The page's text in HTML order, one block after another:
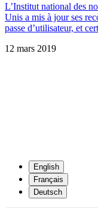
L’Institut national des
Unis a mis à jour ses
passe d’utilisateur, et
12 mars 2019
English
Français
Deutsch